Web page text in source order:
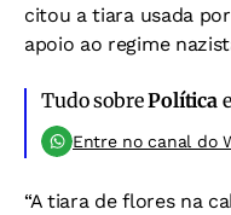
citou a tiara usada
apoio ao regime
Tudo sobrePolítica
Entre no canal do
“A tiara de flores na